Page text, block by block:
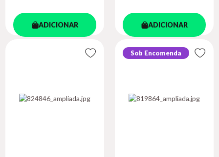
ADICIONAR ADICIONAR
Sob Encomenda